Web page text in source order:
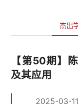
杰出
【第50期】
及其应用
2025-03-11